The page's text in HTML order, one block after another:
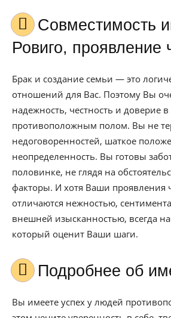
Совместимость имени
Ровиго, проявление
Брак и создание семьи — это
отношений для Вас. Поэтому Вы
надежность, честность и доверие
противоположным полом. Вы не
недоговоренностей, шаткое
неопределенность. Вы готовы
половинке, не глядя на
факторы. И хотя Ваши проявления
отличаются нежностью,
внешней изысканностью, всегда
который оценит Ваши шаги.
Подробнее об
Вы имеете успех у людей